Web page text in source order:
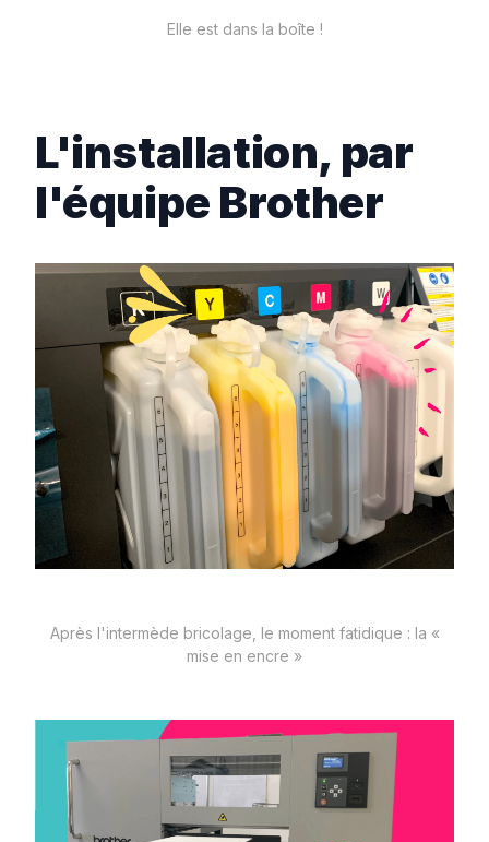
Elle est dans la boîte !
L'installation, par
l'équipe Brother
Après l'intermède bricolage, le moment fatidique : la «
mise en encre »